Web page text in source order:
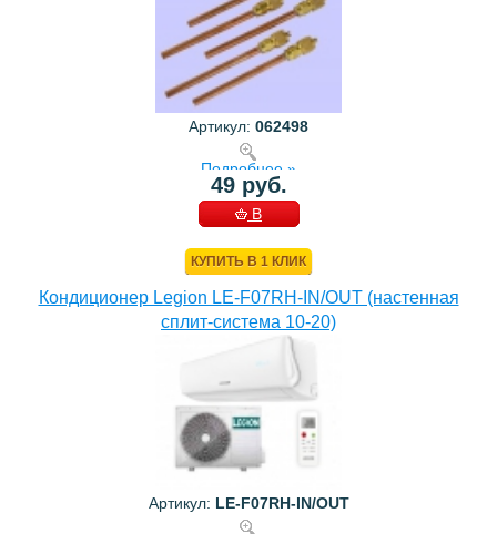
Артикул: 062498
Подробнее »
49 руб.
В
КУПИТЬ В 1 КЛИК
Кондиционер Legion LE-F07RH-IN/OUT (настенная
сплит-система 10-20)
Артикул: LE-F07RH-IN/OUT